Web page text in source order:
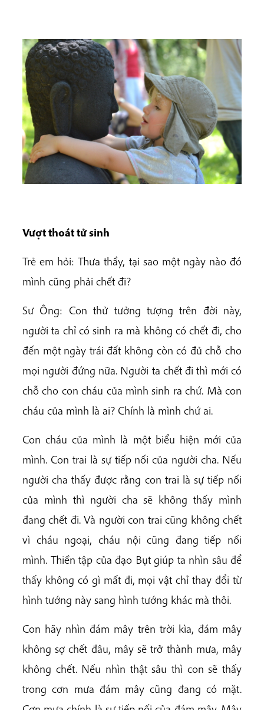
Vượt thoát tử sinh
Trẻ em hỏi: Thưa thầy, tại sao một ngày nào đó
mình cũng phải chết đi?
Sư Ông: Con thử tưởng tượng trên đời này,
người ta chỉ có sinh ra mà không có chết đi, cho
đến một ngày trái đất không còn có đủ chỗ cho
mọi người đứng nữa. Người ta chết đi thì mới có
chỗ cho con cháu của mình sinh ra chứ. Mà con
cháu của mình là ai? Chính là mình chứ ai.
Con cháu của mình là một biểu hiện mới của
mình. Con trai là sự tiếp nối của người cha. Nếu
người cha thấy được rằng con trai là sự tiếp nối
của mình thì người cha sẽ không thấy mình
đang chết đi. Và người con trai cũng không chết
vì cháu ngoại, cháu nội cũng đang tiếp nối
mình. Thiền tập của đạo Bụt giúp ta nhìn sâu để
thấy không có gì mất đi, mọi vật chỉ thay đổi từ
hình tướng này sang hình tướng khác mà thôi.
Con hãy nhìn đám mây trên trời kìa, đám mây
không sợ chết đâu, mây sẽ trở thành mưa, mây
không chết. Nếu nhìn thật sâu thì con sẽ thấy
trong cơn mưa đám mây cũng đang có mặt.